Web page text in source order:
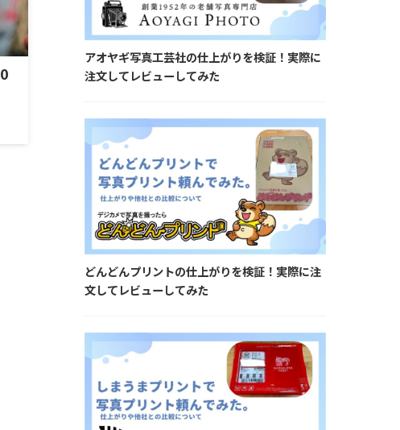
アオヤギ写真工芸社の仕上がりを検証！実際に
注文してレビューしてみた
どんどんプリントの仕上がりを検証！実際に注
文してレビューしてみた